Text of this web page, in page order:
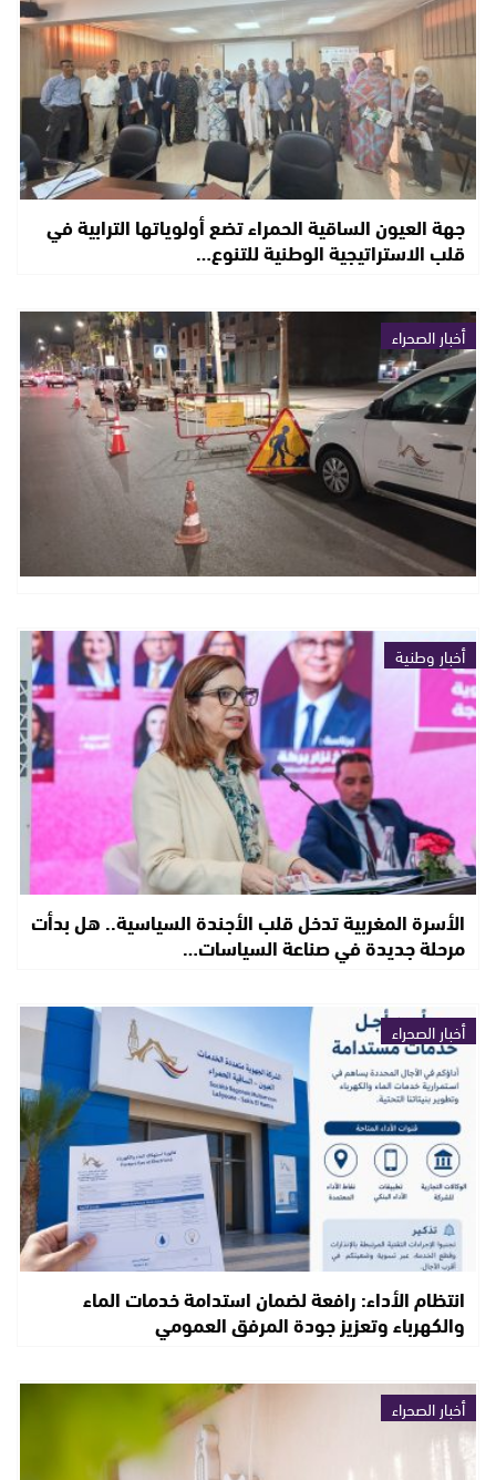
جهة العيون الساقية الحمراء تضع أولوياتها الترابية في
قلب الاستراتيجية الوطنية للتنوع…
أخبار الصحراء
أخبار وطنية
الأسرة المغربية تدخل قلب الأجندة السياسية.. هل بدأت
مرحلة جديدة في صناعة السياسات…
أخبار الصحراء
انتظام الأداء: رافعة لضمان استدامة خدمات الماء
والكهرباء وتعزيز جودة المرفق العمومي
أخبار الصحراء